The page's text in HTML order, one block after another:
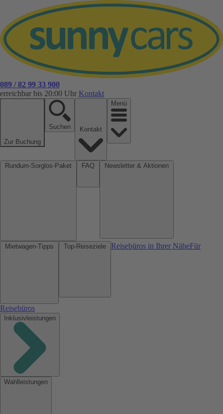
089 / 82 99 33 900
erreichbar bis 20:00 Uhr Kontakt
Zur Buchung
Suchen
Menü
Reisebüros in Ihrer NäheFür
Reisebüros
Inklusivleistungen
Wahlleistungen